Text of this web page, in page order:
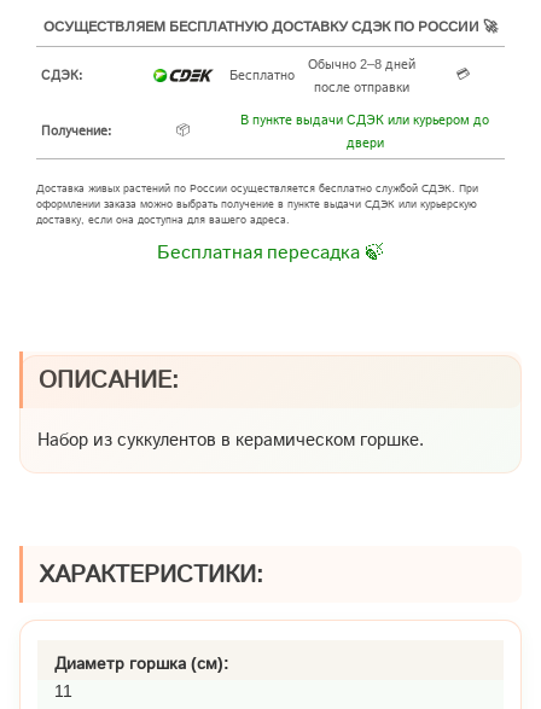
ОСУЩЕСТВЛЯЕМ БЕСПЛАТНУЮ ДОСТАВКУ СДЭК ПО РОССИИ 🚀
СДЭК: Бесплатно
Обычно 2–8 дней
после отправки
💳
Получение: 📦
В пункте выдачи СДЭК или курьером до
двери
Доставка живых растений по России осуществляется бесплатно службой СДЭК. При
оформлении заказа можно выбрать получение в пункте выдачи СДЭК или курьерскую
доставку, если она доступна для вашего адреса.
Бесплатная пересадка 🍃
ОПИСАНИЕ:
Набор из суккулентов в керамическом горшке.
ХАРАКТЕРИСТИКИ:
Диаметр горшка (см):
11